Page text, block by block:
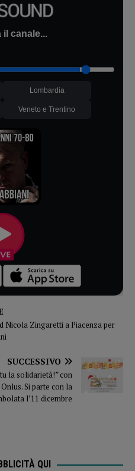
il canale...
Lombardia
Veneto e Trentino
Nicola Zingaretti a Piacenza per
SUCCESSIVO
la solidarietà!” con
Si parte con la
l’11 dicembre
QUI